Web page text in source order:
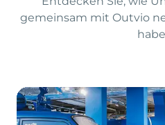
gemeinsam mit Outvio